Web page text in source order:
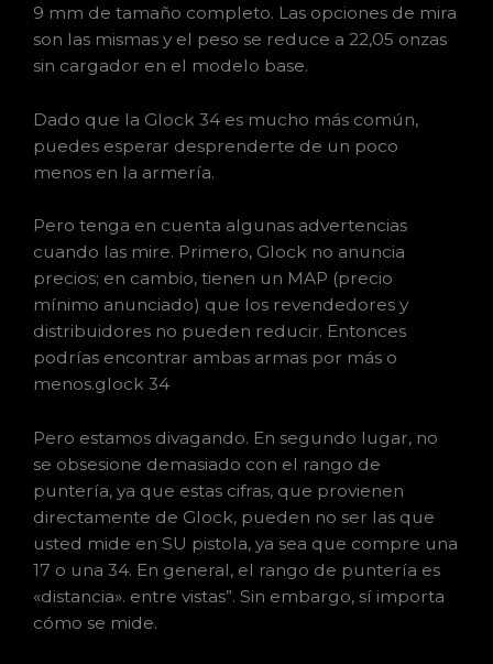
9 mm de tamaño completo. Las opciones de mira
son las mismas y el peso se reduce a 22,05 onzas
sin cargador en el modelo base.
Dado que la Glock 34 es mucho más común,
puedes esperar desprenderte de un poco
menos en la armería.
Pero tenga en cuenta algunas advertencias
cuando las mire. Primero, Glock no anuncia
precios; en cambio, tienen un MAP (precio
mínimo anunciado) que los revendedores y
distribuidores no pueden reducir. Entonces
podrías encontrar ambas armas por más o
menos.glock 34
Pero estamos divagando. En segundo lugar, no
se obsesione demasiado con el rango de
puntería, ya que estas cifras, que provienen
directamente de Glock, pueden no ser las que
usted mide en SU pistola, ya sea que compre una
17 o una 34. En general, el rango de puntería es
«distancia». entre vistas”. Sin embargo, sí importa
cómo se mide.